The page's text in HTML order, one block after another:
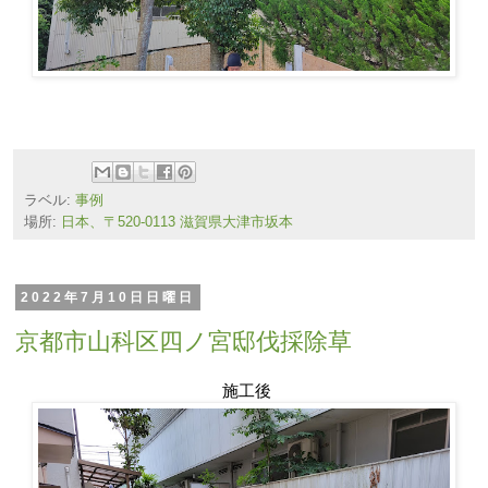
ラベル: 事例
場所: 日本、〒520-0113 滋賀県大津市坂本
2022年7月10日日曜日
京都市山科区四ノ宮邸伐採除草
施工後